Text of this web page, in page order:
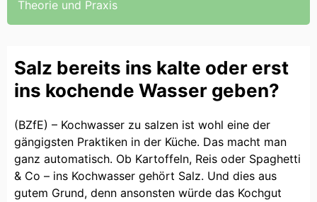
Theorie und Praxis
Salz bereits ins kalte oder erst
ins kochende Wasser geben?
(BZfE) – Kochwasser zu salzen ist wohl eine der
gängigsten Praktiken in der Küche. Das macht man
ganz automatisch. Ob Kartoffeln, Reis oder Spaghetti
& Co – ins Kochwasser gehört Salz. Und dies aus
gutem Grund, denn ansonsten würde das Kochgut